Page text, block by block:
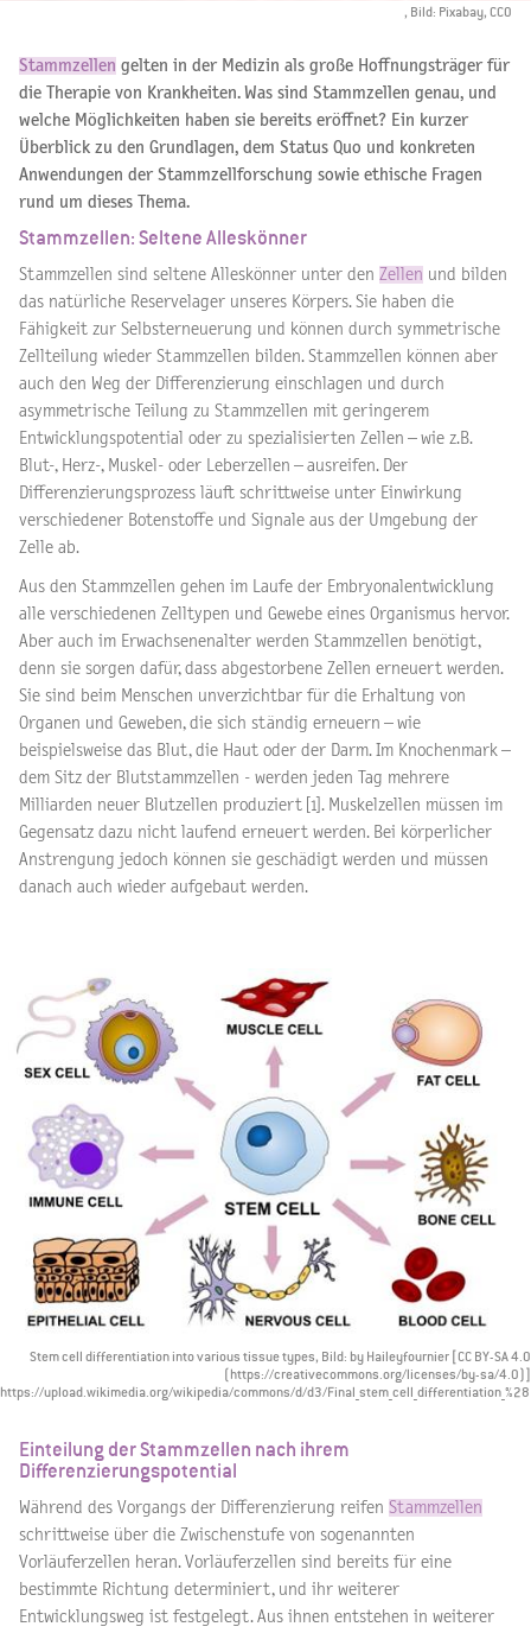
, Bild: Pixabay, CCO
Stammzellen gelten in der Medizin als große Hoffnungsträger für
die Therapie von Krankheiten. Was sind Stammzellen genau, und
welche Möglichkeiten haben sie bereits eröffnet? Ein kurzer
Überblick zu den Grundlagen, dem Status Quo und konkreten
Anwendungen der Stammzellforschung sowie ethische Fragen
rund um dieses Thema.
Stammzellen: Seltene Alleskönner
Stammzellen sind seltene Alleskönner unter den Zellen und bilden
das natürliche Reservelager unseres Körpers. Sie haben die
Fähigkeit zur Selbsterneuerung und können durch symmetrische
Zellteilung wieder Stammzellen bilden. Stammzellen können aber
auch den Weg der Differenzierung einschlagen und durch
asymmetrische Teilung zu Stammzellen mit geringerem
Entwicklungspotential oder zu spezialisierten Zellen – wie z.B.
Blut-, Herz-, Muskel- oder Leberzellen – ausreifen. Der
Differenzierungsprozess läuft schrittweise unter Einwirkung
verschiedener Botenstoffe und Signale aus der Umgebung der
Zelle ab.
Aus den Stammzellen gehen im Laufe der Embryonalentwicklung
alle verschiedenen Zelltypen und Gewebe eines Organismus hervor.
Aber auch im Erwachsenenalter werden Stammzellen benötigt,
denn sie sorgen dafür, dass abgestorbene Zellen erneuert werden.
Sie sind beim Menschen unverzichtbar für die Erhaltung von
Organen und Geweben, die sich ständig erneuern – wie
beispielsweise das Blut, die Haut oder der Darm. Im Knochenmark –
dem Sitz der Blutstammzellen - werden jeden Tag mehrere
Milliarden neuer Blutzellen produziert [1]. Muskelzellen müssen im
Gegensatz dazu nicht laufend erneuert werden. Bei körperlicher
Anstrengung jedoch können sie geschädigt werden und müssen
danach auch wieder aufgebaut werden.
Stem cell differentiation into various tissue types, Bild: by Haileyfournier [CC BY-SA 4.0
(https://creativecommons.org/licenses/by-sa/4.0)]
https://upload.wikimedia.org/wikipedia/commons/d/d3/
Einteilung der Stammzellen nach ihrem
Differenzierungspotential
Während des Vorgangs der Differenzierung reifen Stammzellen
schrittweise über die Zwischenstufe von sogenannten
Vorläuferzellen heran. Vorläuferzellen sind bereits für eine
bestimmte Richtung determiniert, und ihr weiterer
Entwicklungsweg ist festgelegt. Aus ihnen entstehen in weiterer